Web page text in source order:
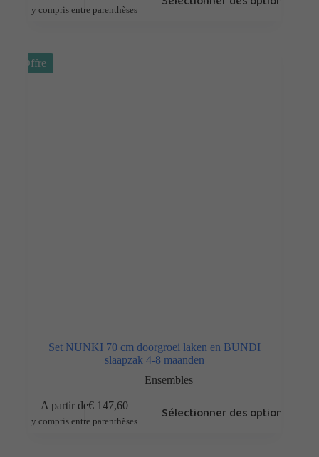
y compris entre parenthèses
Offre
Set NUNKI 70 cm doorgroei laken en BUNDI
slaapzak 4-8 maanden
Ensembles
A partir de€ 147,60
y compris entre parenthèses Sélectionner des options